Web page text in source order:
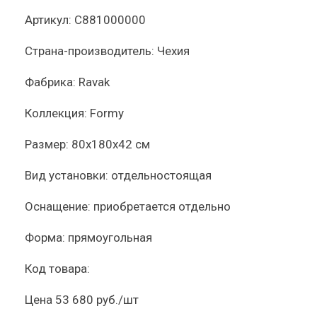
Артикул: C881000000
Страна-производитель: Чехия
Фабрика: Ravak
Коллекция: Formy
Размер: 80x180x42 см
Вид установки: отдельностоящая
Оснащение: приобретается отдельно
Форма: прямоугольная
Код товара:
Цена 53 680 руб./шт